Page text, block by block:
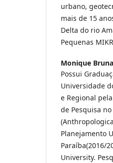
urbano,
mais de 15
Delta do rio
Pequenas
Monique
Possui
Universidade
e Regional
de Pesquisa
Planejamento
Paraíba(2016/
University.